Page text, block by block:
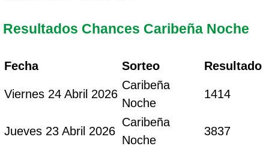
Resultados Chances Caribeña Noche
Fecha Sorteo Resultado
Viernes 24 Abril 2026
Caribeña
Noche
1414
Jueves 23 Abril 2026
Caribeña
Noche
3837